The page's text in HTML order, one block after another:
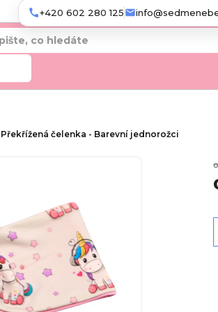
Překřížená čelenka - Barevní jednorožci
+420 602 280 125